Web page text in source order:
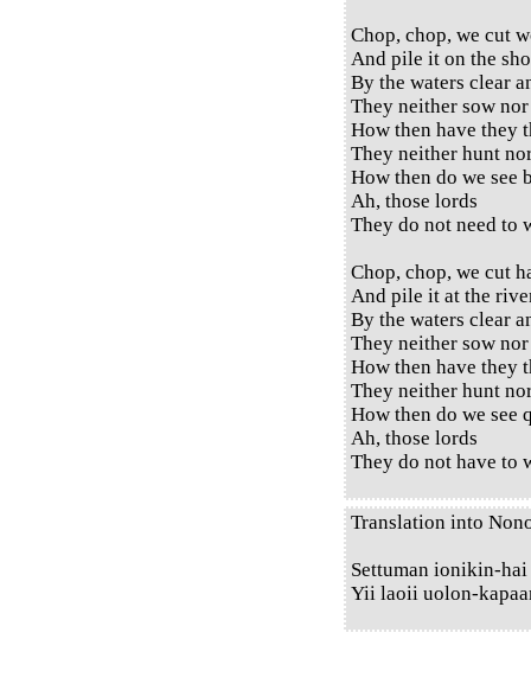
Chop, chop, we cut
And pile it on the
By the waters clear
They neither sow
How then have they
They neither hunt
How then do we see
Ah, those lords
They do not need to
Chop, chop, we cut
And pile it at the
By the waters clear
They neither sow
How then have they
They neither hunt
How then do we see
Ah, those lords
They do not have to
Translation into
Settuman ionikin-
Yii laoii uolon-